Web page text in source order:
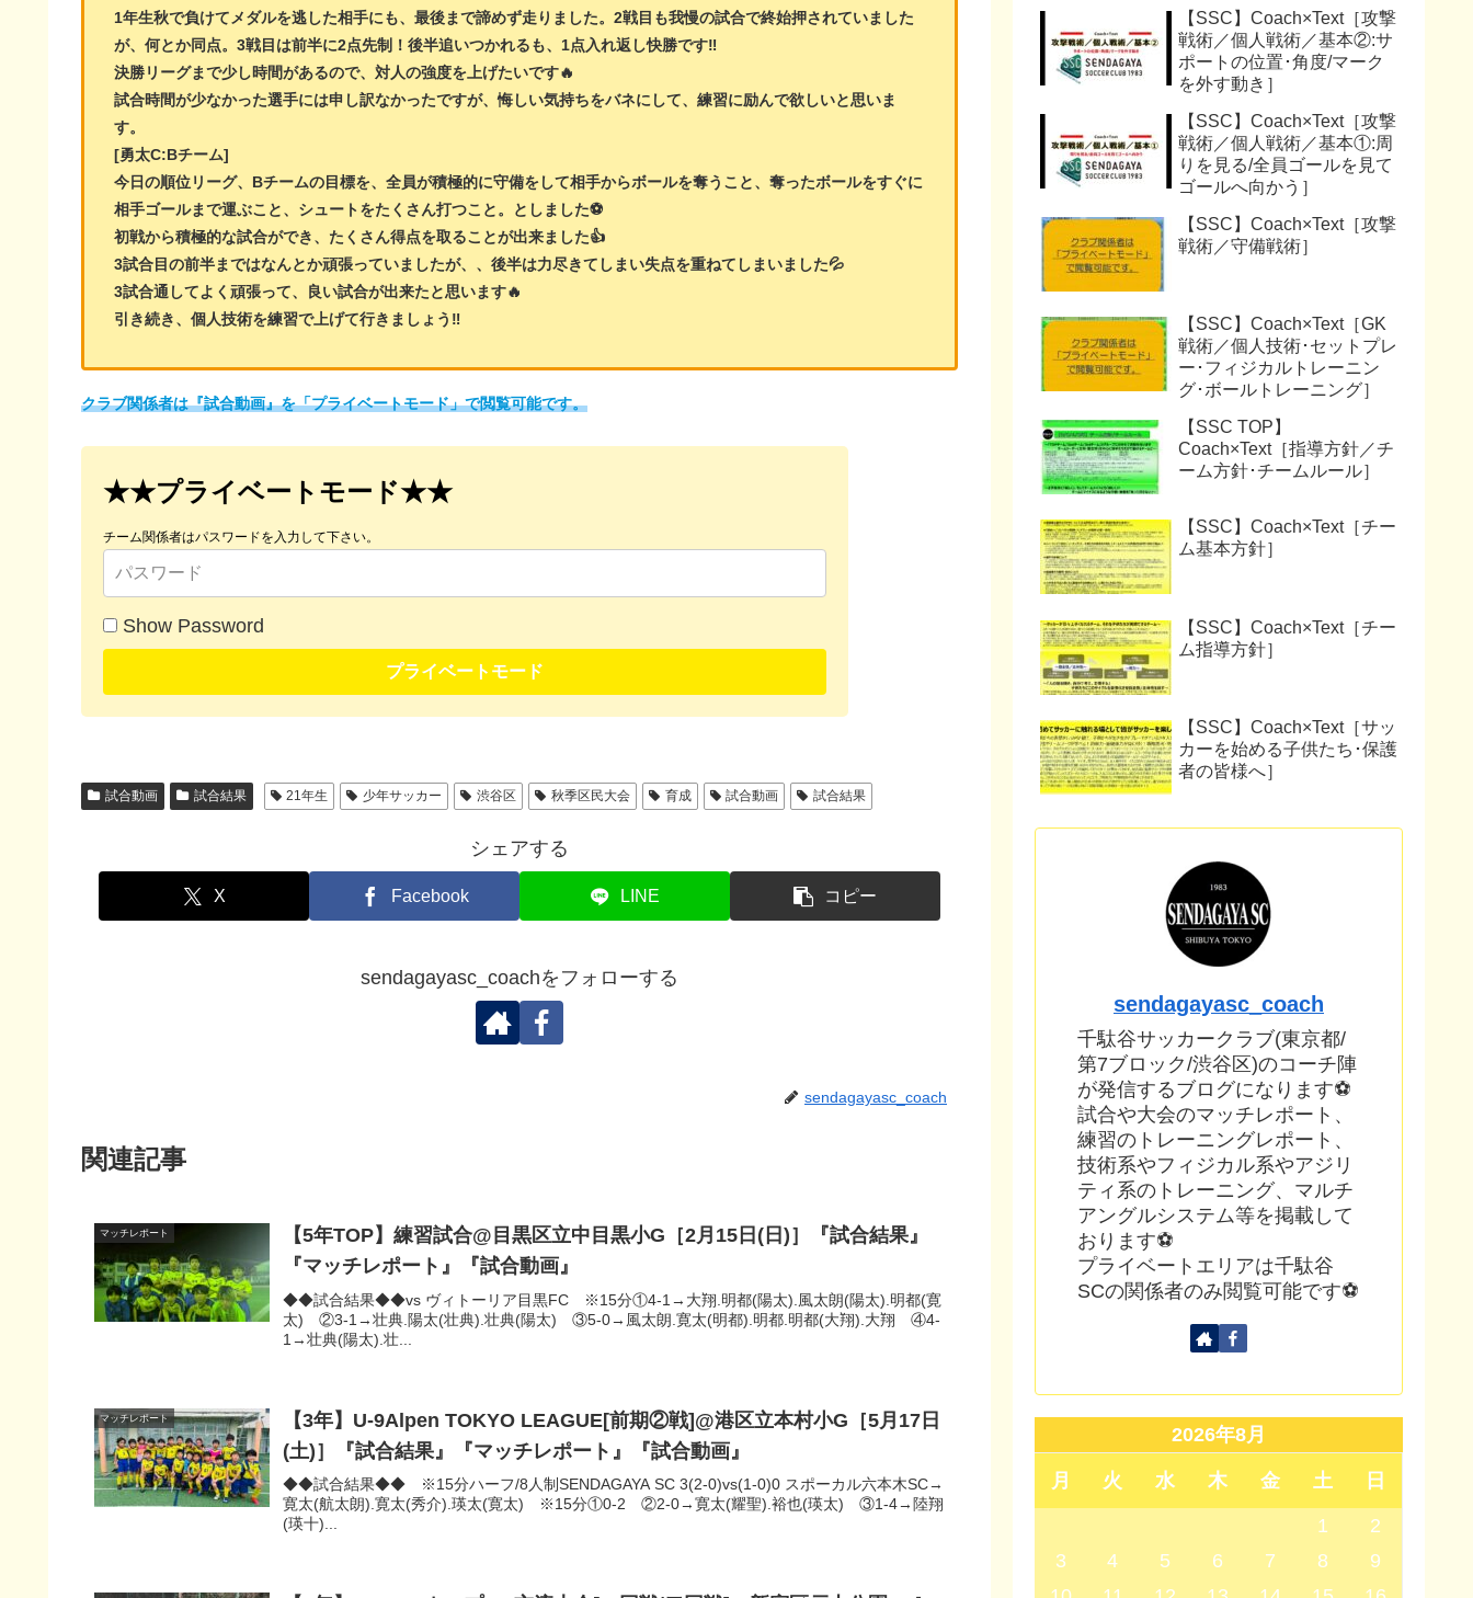
1年生秋で負けてメダルを逃した相手にも、最後まで諦めず走りました。2戦目も我慢の試合で終始押されていました
が、何とか同点。3戦目は前半に2点先制！後半追いつかれるも、1点入れ返し快勝です‼️
決勝リーグまで少し時間があるので、対人の強度を上げたいです🔥
試合時間が少なかった選手には申し訳なかったですが、悔しい気持ちをバネにして、練習に励んで欲しいと思いま
す。
[勇太C:Bチーム]
今日の順位リーグ、Bチームの目標を、全員が積極的に守備をして相手からボールを奪うこと、奪ったボールをすぐに
相手ゴールまで運ぶこと、シュートをたくさん打つこと。としました⚽️
初戦から積極的な試合ができ、たくさん得点を取ることが出来ました👍
3試合目の前半まではなんとか頑張っていましたが、、後半は力尽きてしまい失点を重ねてしまいました💦
3試合通してよく頑張って、良い試合が出来たと思います🔥
引き続き、個人技術を練習で上げて行きましょう‼️
クラブ関係者は『試合動画』を「プライベートモード」で閲覧可能です。
★★プライベートモード★★
チーム関係者はパスワードを入力して下さい。
Show Password
プライベートモード
試合動画 試合結果 21年生 少年サッカー 渋谷区 秋季区民大会 育成 試合動画 試合結果
シェアする
X Facebook LINE コピー
sendagayasc_coachをフォローする
sendagayasc_coach
関連記事
マッチレポート
【5年TOP】練習試合@目黒区立中目黒小G［2月15日(日)］『試合結果』
『マッチレポート』『試合動画』
◆◆試合結果◆◆vs ヴィトーリア目黒FC ※15分①4-1→大翔.明都(陽太).風太朗(陽太).明都(寛
太) ②3-1→壮典.陽太(壮典).壮典(陽太) ③5-0→風太朗.寛太(明都).明都.明都(大翔).大翔 ④4-
1→壮典(陽太).壮...
マッチレポート
【3年】U-9Alpen TOKYO LEAGUE[前期②戦]@港区立本村小G［5月17日
(土)］『試合結果』『マッチレポート』『試合動画』
◆◆試合結果◆◆ ※15分ハーフ/8人制SENDAGAYA SC 3(2-0)vs(1-0)0 スポーカル六本木SC→
寛太(航太朗).寛太(秀介).瑛太(寛太) ※15分①0-2 ②2-0→寛太(耀聖).裕也(瑛太) ③1-4→陸翔
(瑛十)...
【SSC】Coach×Text［攻撃
戦術／個人戦術／基本②:サ
ポートの位置･角度/マーク
を外す動き］
【SSC】Coach×Text［攻撃
戦術／個人戦術／基本①:周
りを見る/全員ゴールを見て
ゴールへ向かう］
【SSC】Coach×Text［攻撃
戦術／守備戦術］
【SSC】Coach×Text［GK
戦術／個人技術･セットプレ
ー･フィジカルトレーニン
グ･ボールトレーニング］
【SSC TOP】
Coach×Text［指導方針／チ
ーム方針･チームルール］
【SSC】Coach×Text［チー
ム基本方針］
【SSC】Coach×Text［チー
ム指導方針］
【SSC】Coach×Text［サッ
カーを始める子供たち･保護
者の皆様へ］
sendagayasc_coach
千駄谷サッカークラブ(東京都/
第7ブロック/渋谷区)のコーチ陣
が発信するブログになります⚽
試合や大会のマッチレポート、
練習のトレーニングレポート、
技術系やフィジカル系やアジリ
ティ系のトレーニング、マルチ
アングルシステム等を掲載して
おります⚽
プライベートエリアは千駄谷
SCの関係者のみ閲覧可能です⚽
2026年8月
月 火 水 木 金 土 日
1
2
3
4 5 6 7 8
9